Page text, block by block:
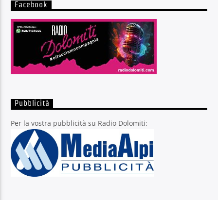
Facebook
Pubblicità
Per la vostra pubblicità su Radio Dolomiti: